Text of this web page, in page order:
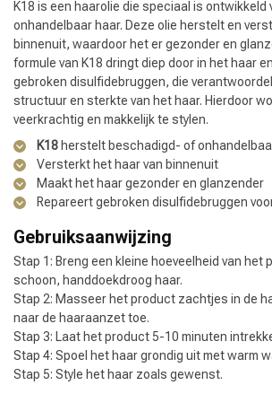
K18 is een haarolie die speciaal is
onhandelbaar haar. Deze olie herstelt en
binnenuit, waardoor het er gezonder en
formule van K18 dringt diep door in het haar
gebroken disulfidebruggen, die
structuur en sterkte van het haar. Hierdoor
veerkrachtig en makkelijk te stylen.
K18 herstelt beschadigd- of
Versterkt het haar van binnenuit
Maakt het haar gezonder en glanzender
Repareert gebroken disulfidebruggen
Gebruiksaanwijzing
Stap 1: Breng een kleine hoeveelheid van het
schoon, handdoekdroog haar.
Stap 2: Masseer het product zachtjes in de
naar de haaraanzet toe.
Stap 3: Laat het product 5-10 minuten
Stap 4: Spoel het haar grondig uit met warm
Stap 5: Style het haar zoals gewenst.